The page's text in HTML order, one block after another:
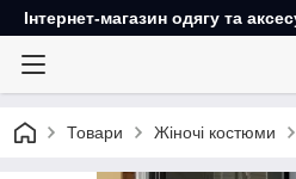
Інтернет-магазин одягу та
Товари Жіночі костюми